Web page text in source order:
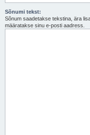
Sõnumi tekst:
Sõnum saadetakse tekstina, ära
määratakse sinu e-posti aadress.